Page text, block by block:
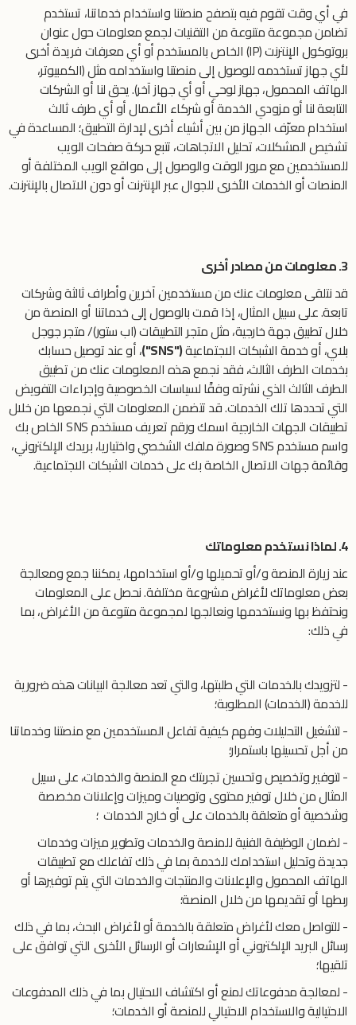
في أي وقت تقوم فيه بتصفح منصتنا واستخدام خدماتنا، تستخدم
تضامن مجموعة متنوعة من التقنيات لجمع معلومات حول عنوان
بروتوكول الإنترنت (IP) الخاص بالمستخدم أو أي معرفات فريدة أخرى
لأي جهاز تستخدمه للوصول إلى منصتنا واستخدامه مثل (الكمبيوتر،
الهاتف المحمول، جهاز لوحي أو أي جهاز آخر). يحق لنا أو الشركات
التابعة لنا أو مزودي الخدمة أو شركاء الأعمال أو أي طرف ثالث
استخدام معرّف الجهاز من بين أشياء أخرى لإدارة التطبيق؛ المساعدة في
تشخيص المشكلات، تحليل الاتجاهات، تتبع حركة صفحات الويب
للمستخدمين مع مرور الوقت والوصول إلى مواقع الويب المختلفة أو
المنصات أو الخدمات الأخرى للجوال عبر الإنترنت أو دون الاتصال بالإنترنت.
3. معلومات من مصادر أخرى
قد نتلقى معلومات عنك من مستخدمين آخرين وأطراف ثالثة وشركات
تابعة. على سبيل المثال، إذا قمت بالوصول إلى خدماتنا أو المنصة من
خلال تطبيق جهة خارجية، مثل متجر التطبيقات (اب ستور)/ متجر جوجل
بلاي، أو خدمة الشبكات الاجتماعية("SNS")
، أو عند توصيل حسابك
بخدمات الطرف الثالث، فقد نجمع هذه المعلومات عنك من تطبيق
الطرف الثالث الذي نشرته وفقًا لسياسات الخصوصية وإجراءات التفويض
التي تحددها تلك الخدمات. قد تتضمن المعلومات التي نجمعها من خلال
تطبيقات الجهات الخارجية اسمك ورقم تعريف مستخدم SNS الخاص بك
واسم مستخدم SNS وصورة ملفك الشخصي واختياريا، بريدك الإلكتروني،
وقائمة جهات الاتصال الخاصة بك على خدمات الشبكات الاجتماعية.
4. لماذا نستخدم معلوماتك
عند زيارة المنصة و/أو تحميلها و/أو استخدامها، يمكننا جمع ومعالجة
بعض معلوماتك لأغراض مشروعة مختلفة. نحصل على المعلومات
ونحتفظ بها ونستخدمها ونعالجها لمجموعة متنوعة من الأغراض، بما
في ذلك:
- لتزويدك بالخدمات التي طلبتها، والتي تعد معالجة البيانات هذه ضرورية
للخدمة (الخدمات) المطلوبة؛
- لتشغيل التحليلات وفهم كيفية تفاعل المستخدمين مع منصتنا وخدماتنا
من أجل تحسينها باستمرار؛
- لتوفير وتخصيص وتحسين تجربتك مع المنصة والخدمات، على سبيل
المثال من خلال توفير محتوى وتوصيات وميزات وإعلانات مخصصة
وشخصية أو متعلقة بالخدمات على أو خارج الخدمات ؛
- لضمان الوظيفة الفنية للمنصة والخدمات وتطوير ميزات وخدمات
جديدة وتحليل استخدامك للخدمة بما في ذلك تفاعلك مع تطبيقات
الهاتف المحمول والإعلانات والمنتجات والخدمات التي يتم توفيرها أو
ربطها أو تقديمها من خلال المنصة؛
- للتواصل معك لأغراض متعلقة بالخدمة أو لأغراض البحث، بما في ذلك
رسائل البريد الإلكتروني أو الإشعارات أو الرسائل الأخرى التي توافق على
تلقيها؛
- لمعالجة مدفوعاتك لمنع أو اكتشاف الاحتيال بما في ذلك المدفوعات
الاحتيالية والاستخدام الاحتيالي للمنصة أو الخدمات؛